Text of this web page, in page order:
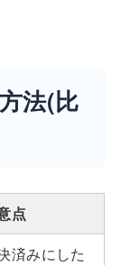
法(比
点
済みにした